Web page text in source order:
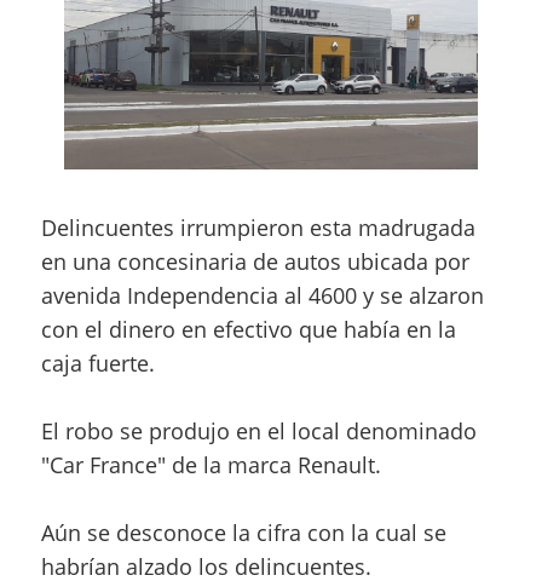
Delincuentes irrumpieron esta madrugada
en una concesinaria de autos ubicada por
avenida Independencia al 4600 y se alzaron
con el dinero en efectivo que había en la
caja fuerte.
El robo se produjo en el local denominado
"Car France" de la marca Renault.
Aún se desconoce la cifra con la cual se
habrían alzado los delincuentes.